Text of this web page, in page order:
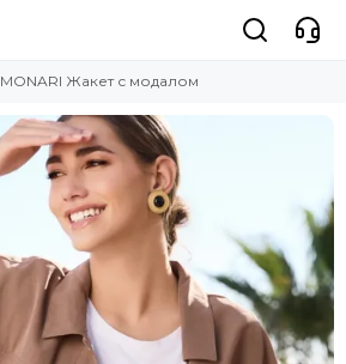
MONARI Жакет с модалом